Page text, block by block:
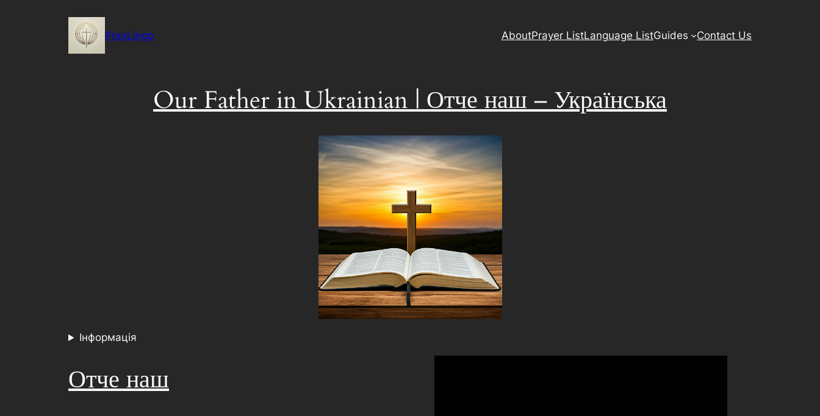
PrayLingo AboutPrayer ListLanguage ListGuides Contact Us
Our Father in Ukrainian | Отче наш – Українська
Інформація
Отче наш